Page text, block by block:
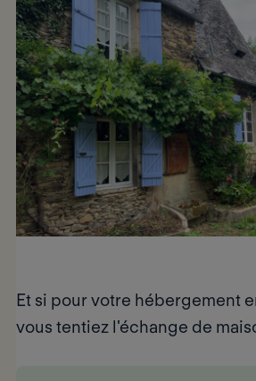
Et si pour votre hébergement
vous tentiez l'échange de